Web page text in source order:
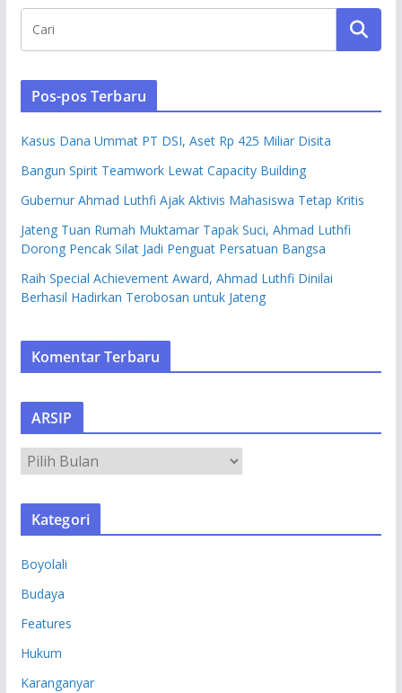
Pos-pos Terbaru
Kasus Dana Ummat PT DSI, Aset Rp 425 Miliar Disita
Bangun Spirit Teamwork Lewat Capacity Building
Gubernur Ahmad Luthfi Ajak Aktivis Mahasiswa Tetap Kritis
Jateng Tuan Rumah Muktamar Tapak Suci, Ahmad Luthfi
Dorong Pencak Silat Jadi Penguat Persatuan Bangsa
Raih Special Achievement Award, Ahmad Luthfi Dinilai
Berhasil Hadirkan Terobosan untuk Jateng
Komentar Terbaru
ARSIP
R
S
Kategori
Boyolali
Budaya
Features
Hukum
Karanganyar